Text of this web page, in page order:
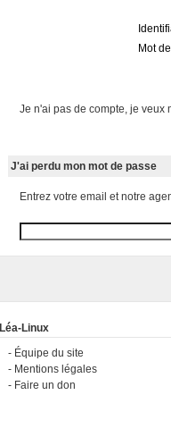
Mot
Je n'ai pas de compte, je veux
J'ai perdu mon mot de passe
Entrez votre email et notre
Léa-Linux
Équipe du site
Mentions légales
Faire un don